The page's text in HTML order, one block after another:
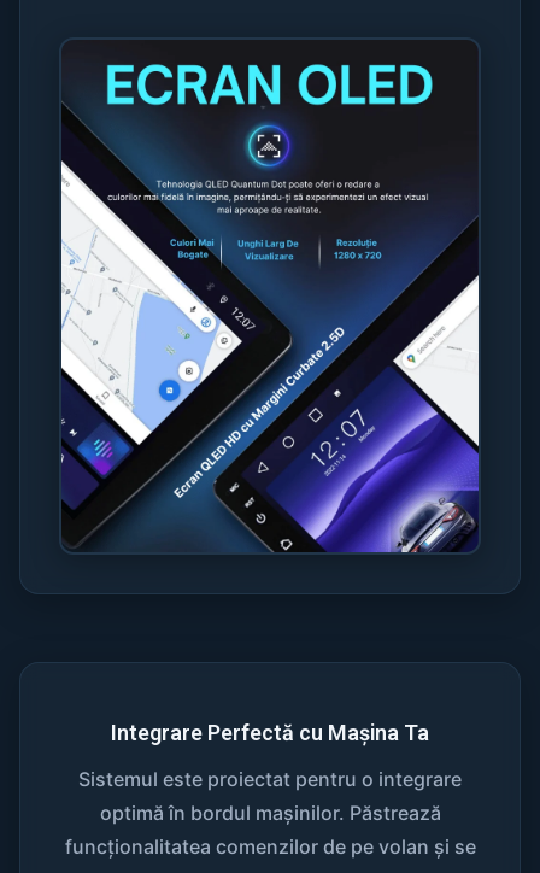
Integrare Perfectă cu Mașina Ta
Sistemul este proiectat pentru o integrare
optimă în bordul mașinilor. Păstrează
funcționalitatea comenzilor de pe volan și se